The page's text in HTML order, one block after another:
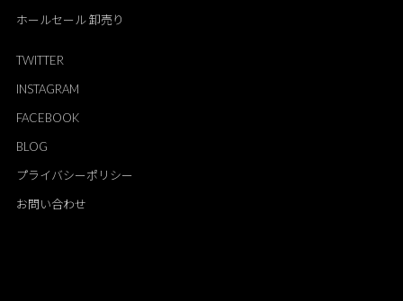
ホールセール 卸売り
TWITTER
INSTAGRAM
FACEBOOK
BLOG
プライバシーポリシー
お問い合わせ